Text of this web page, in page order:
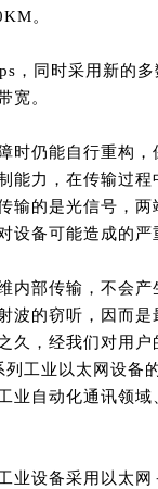
。
同时采用新的多
宽。
仍能自行重构，
能力，在传输过
输的是光信号，
设备可能造成的严
部传输，不会产
波的窃听，因而
，经我们对用户
工业以太网设备
业自动化通讯领
设备采用以太网